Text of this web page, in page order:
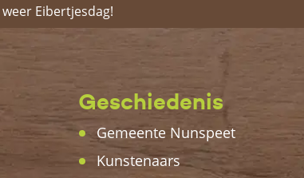
Eibertjesdag!
Geschiedenis
Gemeente Nunspeet
Kunstenaars